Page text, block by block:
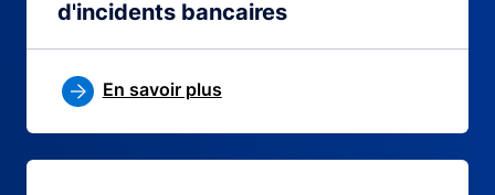
d'incidents bancaires
En savoir plus